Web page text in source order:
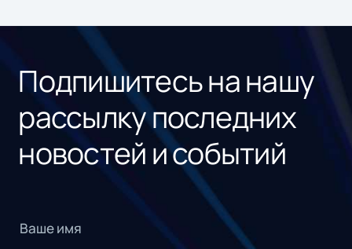
Подпишитесь на нашу
рассылку последних
новостей и событий